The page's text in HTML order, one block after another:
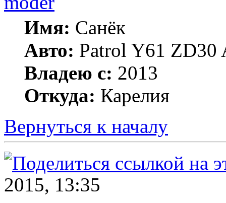
Имя: Санёк
Авто: Patrol Y61 ZD30
Владею с: 2013
Откуда: Карелия
Вернуться к началу
2015, 13:35